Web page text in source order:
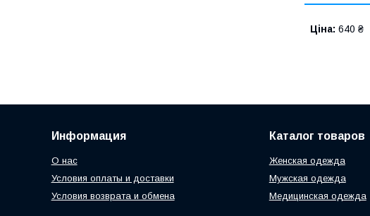
Ціна: 640 ₴
Информация
О нас
Условия оплаты и доставки
Условия возврата и обмена
Каталог товаров
Женская одежда
Мужская одежда
Медицинская одежда